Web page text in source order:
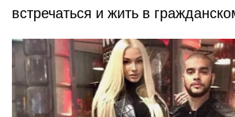
встречаться и жить в